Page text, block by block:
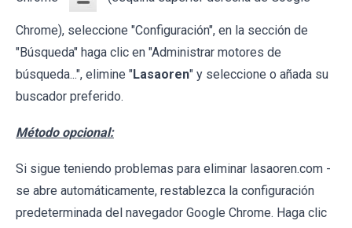
Chrome), seleccione "Configuración", en la sección de
"Búsqueda" haga clic en "Administrar motores de
búsqueda...", elimine "Lasaoren" y seleccione o añada su
buscador preferido.
Método opcional:
Si sigue teniendo problemas para eliminar lasaoren.com -
se abre automáticamente, restablezca la configuración
predeterminada del navegador Google Chrome. Haga clic